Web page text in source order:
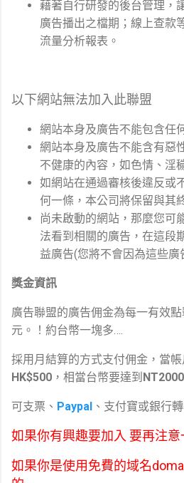
藉著自行研發的後台管理，
廣告播出之檔期；線上查款
流量分析報表。
以下網站無法加入此聯盟
網站本身及廣告不能包含任
網站本身及廣告不能含有惡
不健康的內容，如色情、淫
如網站在通過審核後違反或
何一條，本公司將保留與其
尚未啟動的網站，那麼您可
法看到相關的廣告，在這段
益廣告(您將不會因為這些廣
獎金資訊
廣告聯盟的廣告佣金為每一有效
元。！約台幣一塊多….
採用月結算的方式支付佣金，當
HK$500 ，相當台幣要達到 NT2000
可支票、 Paypal 、支付寶或銀行
如果你有興趣要加入 要再注意
如果你是使用免費的域名